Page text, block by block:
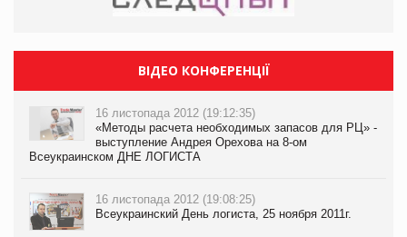
ВІДЕО КОНФЕРЕНЦІЇ
16 листопада 2012 (19:12:35)
«Методы расчета необходимых запасов для РЦ» -
выступление Андрея Орехова на 8-ом
Всеукраинском ДНЕ ЛОГИСТА
16 листопада 2012 (19:08:25)
Всеукраинский День логиста, 25 ноября 2011г.